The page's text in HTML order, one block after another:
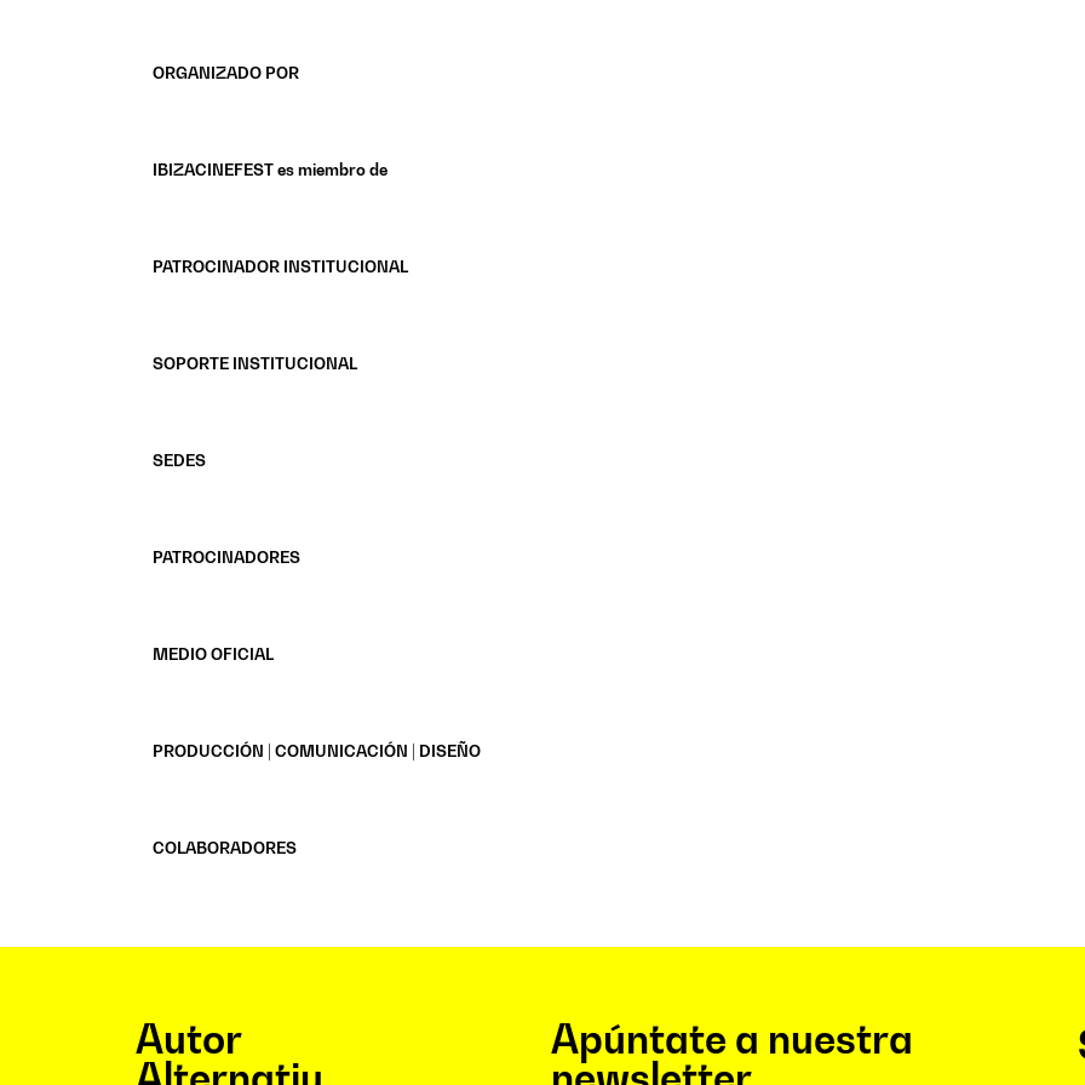
ORGANIZADO POR
IBIZACINEFEST es miembro de
PATROCINADOR INSTITUCIONAL
SOPORTE INSTITUCIONAL
SEDES
PATROCINADORES
MEDIO OFICIAL
PRODUCCIÓN | COMUNICACIÓN | DISEÑO
COLABORADORES
Autor
Apúntate a nuestra